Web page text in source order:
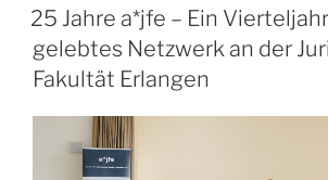
AM
25 Jahre a*jfe – Ein
gelebtes Netzwerk an der
Fakultät Erlangen